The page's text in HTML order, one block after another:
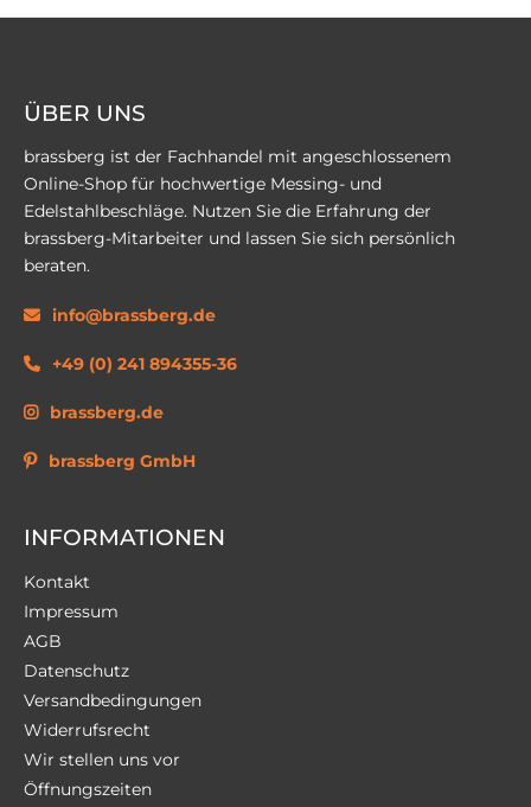
ÜBER UNS
brassberg ist der Fachhandel mit angeschlossenem
Online-Shop für hochwertige Messing- und
Edelstahlbeschläge. Nutzen Sie die Erfahrung der
brassberg-Mitarbeiter und lassen Sie sich persönlich
beraten.
info@brassberg.de
+49 (0) 241 894355-36
brassberg.de
brassberg GmbH
INFORMATIONEN
Kontakt
Impressum
AGB
Datenschutz
Versandbedingungen
Widerrufsrecht
Wir stellen uns vor
Öffnungszeiten